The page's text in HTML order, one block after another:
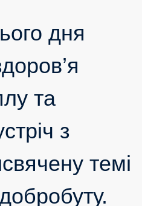
дня
та
з
темі